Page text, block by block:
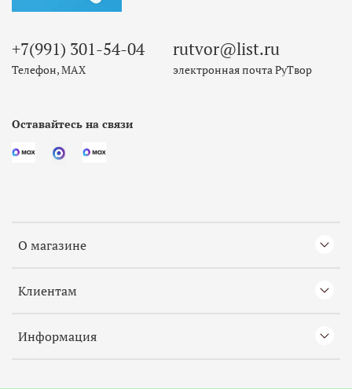
О магазине
Клиентам
Информация
+7(991) 301-54-04
Телефон, МАХ
rutvor@list.ru
электронная почта РуТвор
Оставайтесь на связи